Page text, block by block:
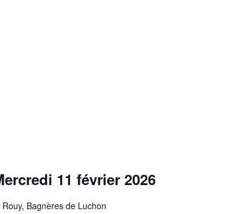
11 février 2026
Bagnères de Luchon